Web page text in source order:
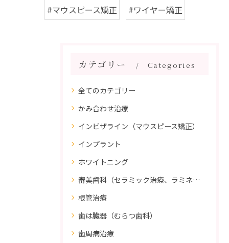
#マウスピース矯正
#ワイヤー矯正
カテゴリー Categories
全てのカテゴリー
かみ合わせ治療
インビザライン（マウスピース矯正）
インプラント
ホワイトニング
審美歯科（セラミック治療、ラミネートべニア、ダイレクトボンディング）
根管治療
歯は臓器（むらつ歯科）
歯周病治療